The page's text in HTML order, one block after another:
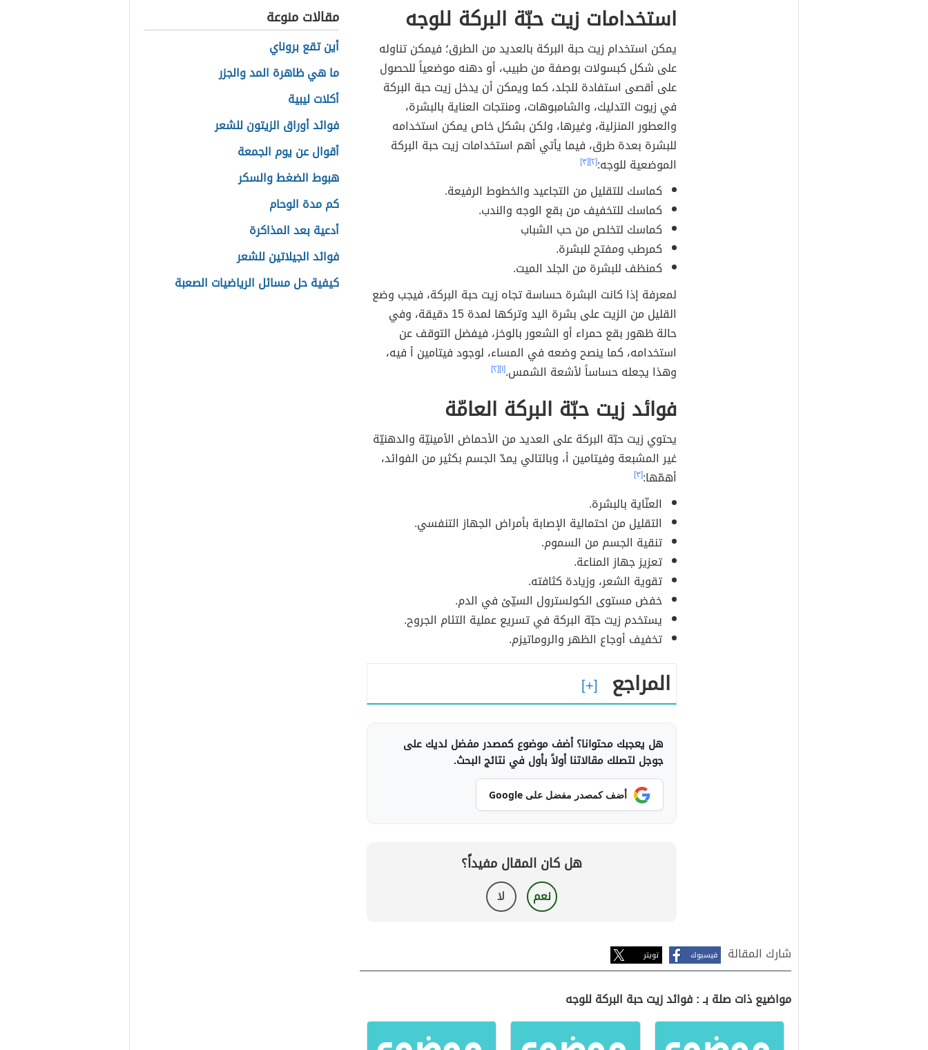
استخدامات زيت حبّة البركة للوجه
يمكن استخدام زيت حبة البركة بالعديد من الطرق؛ فيمكن تناوله
على شكل كبسولات بوصفة من طبيب، أو دهنه موضعياً للحصول
على أقصى استفادة للجلد، كما ويمكن أن يدخل زيت حبة البركة
في زيوت التدليك، والشامبوهات، ومنتجات العناية بالبشرة،
والعطور المنزلية، وغيرها، ولكن بشكل خاص يمكن استخدامه
للبشرة بعدة طرق، فيما يأتي أهم استخدامات زيت حبة البركة
الموضعية للوجه:[٢] [٣]
كماسك للتقليل من التجاعيد والخطوط الرفيعة.
كماسك للتخفيف من بقع الوجه والندب.
كماسك لتخلص من حب الشباب
كمرطب ومفتح للبشرة.
كمنظف للبشرة من الجلد الميت.
لمعرفة إذا كانت البشرة حساسة تجاه زيت حبة البركة، فيجب وضع
القليل من الزيت على بشرة اليد وتركها لمدة 15 دقيقة، وفي
حالة ظهور بقع حمراء أو الشعور بالوخز، فيفضل التوقف عن
استخدامه، كما ينصح وضعه في المساء، لوجود فيتامين أ فيه،
وهذا يجعله حساساً لأشعة الشمس.[١] [٢]
فوائد زيت حبّة البركة العامّة
يحتوي زيت حبّة البركة على العديد من الأحماض الأمينيّة والدهنيّة
غير المشبعة وفيتامين أ، وبالتالي يمدّ الجسم بكثير من الفوائد،
أهمّها:[٣]
العنّاية بالبشرة.
التقليل من احتمالية الإصابة بأمراض الجهاز التنفسي.
تنقية الجسم من السموم.
تعزيز جهاز المناعة.
تقوية الشعر، وزيادة كثافته.
خفض مستوى الكولسترول السيّئ في الدم.
يستخدم زيت حبّة البركة في تسريع عملية التئام الجروح.
تخفيف أوجاع الظهر والروماتيزم.
المراجع
هل يعجبك محتوانا؟ أضف موضوع كمصدر مفضل لديك على
جوجل لتصلك مقالاتنا أولاً بأول في نتائج البحث.
أضف كمصدر مفضل على Google
هل كان المقال مفيداً؟
نعم لا
شارك المقالة فيسبوك تويتر
مواضيع ذات صلة بـ : فوائد زيت حبة البركة للوجه
مقالات منوعة
أين تقع بروناي
ما هي ظاهرة المد والجزر
أكلات ليبية
فوائد أوراق الزيتون للشعر
أقوال عن يوم الجمعة
هبوط الضغط والسكر
كم مدة الوحام
أدعية بعد المذاكرة
فوائد الجيلاتين للشعر
كيفية حل مسائل الرياضيات الصعبة